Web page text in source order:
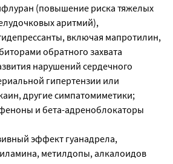
(повышение риска тяжелых
аритмий),
включая мапротилин,
обратного захвата
нарушений сердечного
гипертензии или
другие симпатомиметики;
и бета-адреноблокаторы
эффект гуанадрела,
метилдопы, алкалоидов